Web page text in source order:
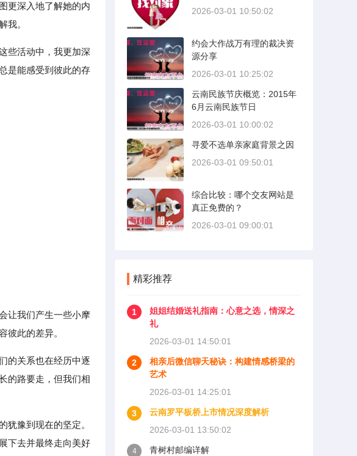
更深入地了解她的内
我。
些活动中，我更加深
是能感受到彼此的存
让我们产生一些小摩
彼此的差异。
的关系也在经历中逐
的路要走，但我们相
犹豫到现在的坚定。
下去并最终走向美好
2026-03-01 10:50:02
约会大作战万有理的裁决资
源分享
2026-03-01 10:25:02
云南民族节庆概览：2015年
6月云南民族节日
2026-03-01 10:00:02
寻爱不选单亲家庭背景之因
2026-03-01 09:50:01
综合比较：哪个交友网站是
真正免费的？
2026-03-01 09:00:01
精彩推荐
1
姐姐结婚送礼指南：心意之选，情深之
礼
2026-03-01 14:50:01
2
相亲后微信聊天秘诀：构建情感桥梁的
艺术
2026-03-01 14:25:01
3
云南罗平板桥上市情况深度解析
2026-03-01 13:50:02
4
青树村邮编详解